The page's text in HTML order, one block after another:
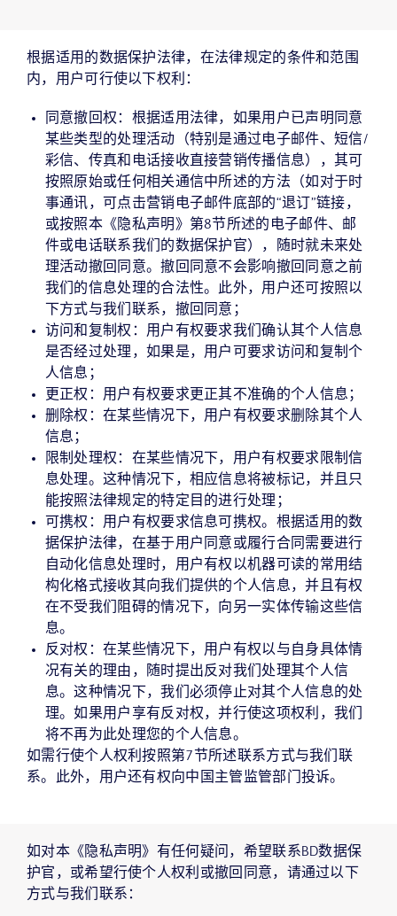
根据适用的数据保护法律，在法律规定的条件和范围
内，用户可行使以下权利：
同意撤回权：根据适用法律，如果用户已声明同意
某些类型的处理活动（特别是通过电子邮件、短信/
彩信、传真和电话接收直接营销传播信息），其可
按照原始或任何相关通信中所述的方法（如对于时
事通讯，可点击营销电子邮件底部的“退订”链接，
或按照本《隐私声明》第8节所述的电子邮件、邮
件或电话联系我们的数据保护官），随时就未来处
理活动撤回同意。撤回同意不会影响撤回同意之前
我们的信息处理的合法性。此外，用户还可按照以
下方式与我们联系，撤回同意；
访问和复制权：用户有权要求我们确认其个人信息
是否经过处理，如果是，用户可要求访问和复制个
人信息；
更正权：用户有权要求更正其不准确的个人信息；
删除权：在某些情况下，用户有权要求删除其个人
信息；
限制处理权：在某些情况下，用户有权要求限制信
息处理。这种情况下，相应信息将被标记，并且只
能按照法律规定的特定目的进行处理；
可携权：用户有权要求信息可携权。根据适用的数
据保护法律，在基于用户同意或履行合同需要进行
自动化信息处理时，用户有权以机器可读的常用结
构化格式接收其向我们提供的个人信息，并且有权
在不受我们阻碍的情况下，向另一实体传输这些信
息。
反对权：在某些情况下，用户有权以与自身具体情
况有关的理由，随时提出反对我们处理其个人信
息。这种情况下，我们必须停止对其个人信息的处
理。如果用户享有反对权，并行使这项权利，我们
将不再为此处理您的个人信息。
如需行使个人权利按照第7节所述联系方式与我们联
系。此外，用户还有权向中国主管监管部门投诉。
如对本《隐私声明》有任何疑问，希望联系BD数据保
护官，或希望行使个人权利或撤回同意，请通过以下
方式与我们联系：